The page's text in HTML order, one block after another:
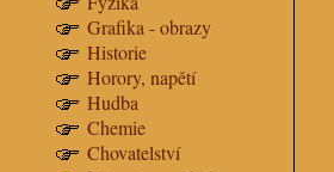
Grafika - obrazy
Historie
Horory, napětí
Hudba
Chemie
Chovatelství